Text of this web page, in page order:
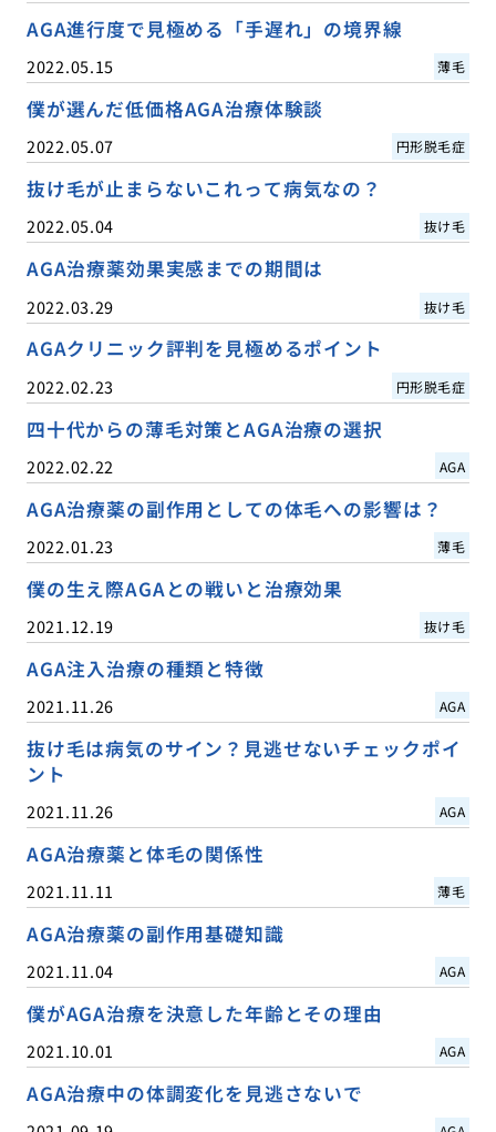
AGA進行度で見極める「手遅れ」の境界線
2022.05.15 薄毛
僕が選んだ低価格AGA治療体験談
2022.05.07 円形脱毛症
抜け毛が止まらないこれって病気なの？
2022.05.04 抜け毛
AGA治療薬効果実感までの期間は
2022.03.29 抜け毛
AGAクリニック評判を見極めるポイント
2022.02.23 円形脱毛症
四十代からの薄毛対策とAGA治療の選択
2022.02.22 AGA
AGA治療薬の副作用としての体毛への影響は？
2022.01.23 薄毛
僕の生え際AGAとの戦いと治療効果
2021.12.19 抜け毛
AGA注入治療の種類と特徴
2021.11.26 AGA
抜け毛は病気のサイン？見逃せないチェックポイ
ント
2021.11.26 AGA
AGA治療薬と体毛の関係性
2021.11.11 薄毛
AGA治療薬の副作用基礎知識
2021.11.04 AGA
僕がAGA治療を決意した年齢とその理由
2021.10.01 AGA
AGA治療中の体調変化を見逃さないで